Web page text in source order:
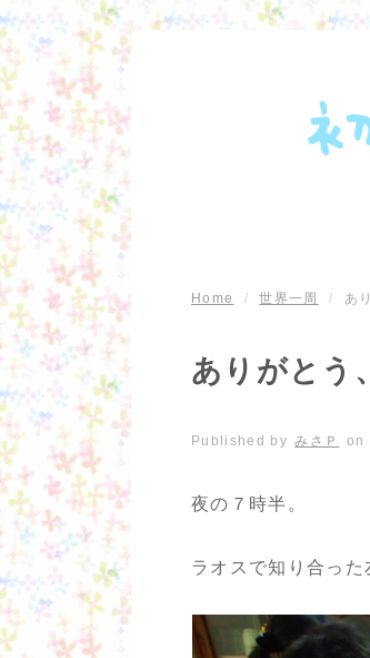
Home / 世界一周 / あ
ありがとう
Published by みさＰ on
夜の７時半。
ラオスで知り合った